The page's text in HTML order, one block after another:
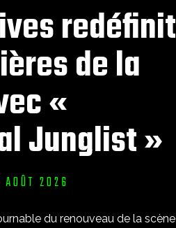
redéfinit
de la
«
Junglist »
2026